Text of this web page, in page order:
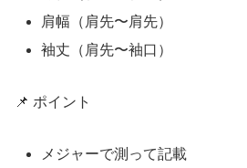
肩幅（肩先〜肩先）
袖丈（肩先〜袖口）
📌 ポイント
メジャーで測って記載